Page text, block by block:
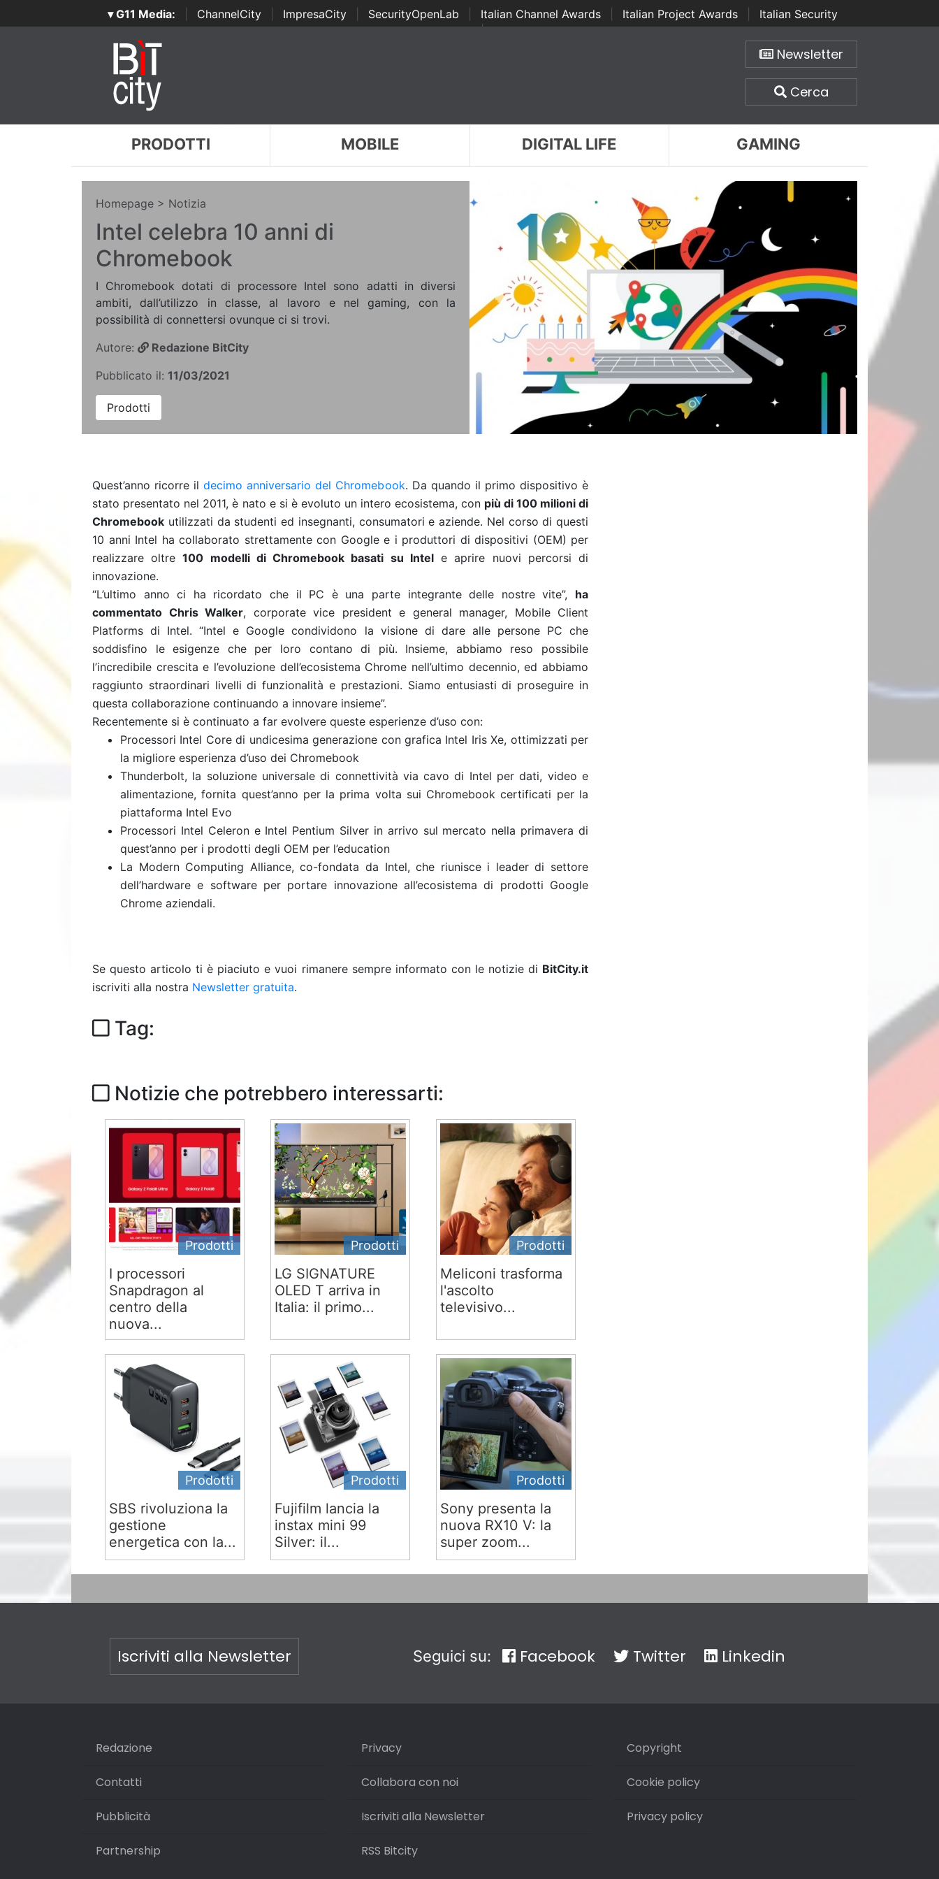
▾ G11 Media: ChannelCity ImpresaCity SecurityOpenLab Italian Channel Awards Italian Project Awards
Italian Security
Awards | ...
Newsletter
Cerca
PRODOTTI MOBILE DIGITAL LIFE GAMING
Homepage > Notizia
Intel celebra 10 anni di
Chromebook
I Chromebook dotati di processore Intel sono adatti in diversi
ambiti, dall’utilizzo in classe, al lavoro e nel gaming, con la
possibilità di connettersi ovunque ci si trovi.
Autore:
Redazione BitCity
Pubblicato il: 11/03/2021
Prodotti
Quest’anno ricorre ildecimo anniversario del Chromebook. Da quando il primo dispositivo è
stato presentato nel 2011, è nato e si è evoluto un intero ecosistema, con più di 100 milioni di
Chromebook utilizzati da studenti ed insegnanti, consumatori e aziende. Nel corso di questi
10 anni Intel ha collaborato strettamente con Google e i produttori di dispositivi (OEM) per
realizzare oltre100 modelli di Chromebook basati su Intele aprire nuovi percorsi di
innovazione.
“L’ultimo anno ci ha ricordato che il PC è una parte integrante delle nostre vite”, ha
commentato Chris Walker, corporate vice president e general manager, Mobile Client
Platforms di Intel. “Intel e Google condividono la visione di dare alle persone PC che
soddisfino le esigenze che per loro contano di più. Insieme, abbiamo reso possibile
l’incredibile crescita e l’evoluzione dell’ecosistema Chrome nell’ultimo decennio, ed abbiamo
raggiunto straordinari livelli di funzionalità e prestazioni. Siamo entusiasti di proseguire in
questa collaborazione continuando a innovare insieme”.
Recentemente si è continuato a far evolvere queste esperienze d’uso con:
Processori Intel Core di undicesima generazione con grafica Intel Iris Xe, ottimizzati per
la migliore esperienza d’uso dei Chromebook
Thunderbolt, la soluzione universale di connettività via cavo di Intel per dati, video e
alimentazione, fornita quest’anno per la prima volta sui Chromebook certificati per la
piattaforma Intel Evo
Processori Intel Celeron e Intel Pentium Silver in arrivo sul mercato nella primavera di
quest’anno per i prodotti degli OEM per l’education
La Modern Computing Alliance, co-fondata da Intel, che riunisce i leader di settore
dell’hardware e software per portare innovazione all’ecosistema di prodotti Google
Chrome aziendali.
Se questo articolo ti è piaciuto e vuoi rimanere sempre informato con le notizie di BitCity.it
iscriviti alla nostra Newsletter gratuita.
Tag:
Notizie che potrebbero interessarti:
Prodotti
I processori
Snapdragon al
centro della
nuova...
Prodotti
LG SIGNATURE
OLED T arriva in
Italia: il primo...
Prodotti
Meliconi trasforma
l'ascolto
televisivo...
Prodotti
SBS rivoluziona la
gestione
energetica con la...
Prodotti
Fujifilm lancia la
instax mini 99
Silver: il...
Prodotti
Sony presenta la
nuova RX10 V: la
super zoom...
Iscriviti alla Newsletter Seguici su: Facebook Twitter Linkedin
Redazione
Contatti
Pubblicità
Partnership
Privacy
Collabora con noi
Iscriviti alla Newsletter
RSS Bitcity
Copyright
Cookie policy
Privacy policy